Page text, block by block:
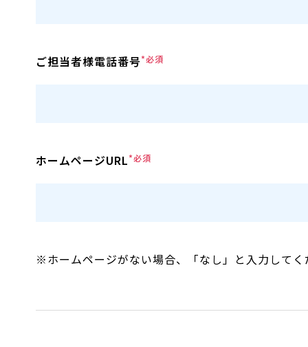
ご担当者様電話番号*必須
ホームページURL*必須
※ホームページがない場合、「なし」と入力してく